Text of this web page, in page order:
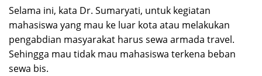
Selama ini, kata Dr. Sumaryati, untuk kegiatan
mahasiswa yang mau ke luar kota atau melakukan
pengabdian masyarakat harus sewa armada travel.
Sehingga mau tidak mau mahasiswa terkena beban
sewa bis.